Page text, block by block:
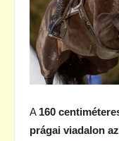
A 160
prágai viadalon az